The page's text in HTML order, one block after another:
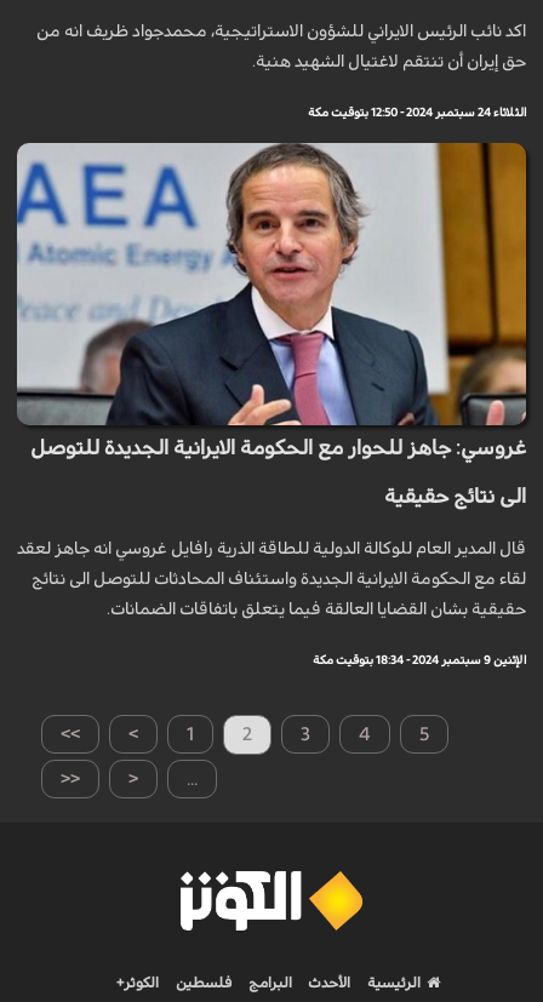
اكد نائب الرئيس الايراني للشؤون الاستراتيجية، محمدجواد ظريف انه من
حق إيران أن تنتقم لاغتيال الشهيد هنية.
الثلاثاء 24 سبتمبر 2024 - 12:50 بتوقيت مكة
غروسي: جاهز للحوار مع الحكومة الايرانية الجديدة للتوصل
الى نتائج حقيقية
قال المدير العام للوكالة الدولية للطاقة الذرية رافايل غروسي انه جاهز لعقد
لقاء مع الحكومة الايرانية الجديدة واستئناف المحادثات للتوصل الى نتائج
حقيقية بشان القضايا العالقة فيما يتعلق باتفاقات الضمانات.
الإثنين 9 سبتمبر 2024 - 18:34 بتوقيت مكة
>> > 1 2 3 4 5
...
<
<<
الرئيسية الأحدث البرامج فلسطين الكوثر+